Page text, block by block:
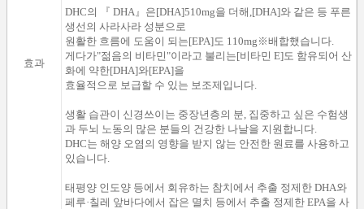
효과
DHC의 『 DHA 』 은[DHA]510mg을 더해 [DHA]와 같은 등 푸른
생선 의 사라사라 성분 으로
원활한 흐름에 도움이 되는[EPA]도 110mg ※배합했습니다
게다가"젊음의 비타민 "이라고 불리는[비타민 E]도 함유되어 산
화에 약한[DHA]와[EPA]을
효율적으로 보급할 수 있는 보조제 입니다
생활 습관이 신경쓰이는 중장년층의 분, 집중하고 싶은 수험생
과 두뇌 노동의 많은 분들의 건강한 나날을 지원합니다.
DHC는 해양 오염 의 영향을 받지 않는 안전한 원료를 사용하고
있습니다.
태평양 인도양 등에서 회유하는 참치에서 추출 정제한 DHA와
페루·칠레 앞바다에서 잡은 멸치 등에서 추출 정제한 EPA을 사